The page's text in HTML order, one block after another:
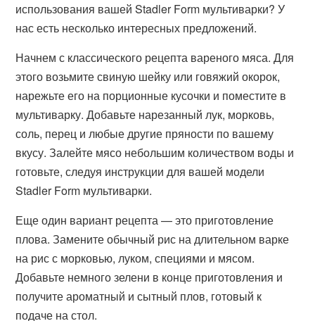
использования вашей Stadler Form мультиварки? У
нас есть несколько интересных предложений.
Начнем с классического рецепта вареного мяса. Для
этого возьмите свиную шейку или говяжий окорок,
нарежьте его на порционные кусочки и поместите в
мультиварку. Добавьте нарезанный лук, морковь,
соль, перец и любые другие пряности по вашему
вкусу. Залейте мясо небольшим количеством воды и
готовьте, следуя инструкции для вашей модели
Stadler Form мультиварки.
Еще один вариант рецепта — это приготовление
плова. Замените обычный рис на длительном варке
на рис с морковью, луком, специями и мясом.
Добавьте немного зелени в конце приготовления и
получите ароматный и сытный плов, готовый к
подаче на стол.